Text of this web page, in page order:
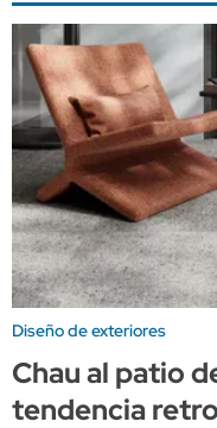
Diseño de exteriores
Chau al patio
tendencia